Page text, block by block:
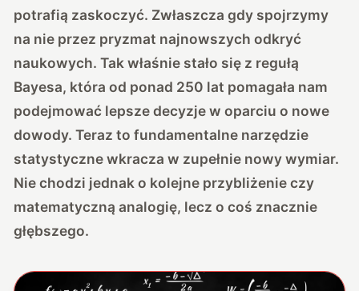
potrafią zaskoczyć. Zwłaszcza gdy spojrzymy
na nie przez pryzmat najnowszych odkryć
naukowych. Tak właśnie stało się z regułą
Bayesa, która od ponad 250 lat pomagała nam
podejmować lepsze decyzje w oparciu o nowe
dowody. Teraz to fundamentalne narzędzie
statystyczne wkracza w zupełnie nowy wymiar.
Nie chodzi jednak o kolejne przybliżenie czy
matematyczną analogię, lecz o coś znacznie
głębszego.